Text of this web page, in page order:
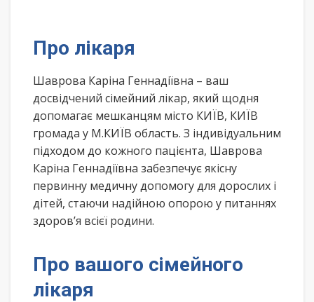
Про лікаря
Шаврова Каріна Геннадіївна – ваш
досвідчений сімейний лікар, який щодня
допомагає мешканцям місто КИЇВ, КИЇВ
громада у М.КИЇВ область. З індивідуальним
підходом до кожного пацієнта, Шаврова
Каріна Геннадіївна забезпечує якісну
первинну медичну допомогу для дорослих і
дітей, стаючи надійною опорою у питаннях
здоров’я всієї родини.
Про вашого сімейного
лікаря